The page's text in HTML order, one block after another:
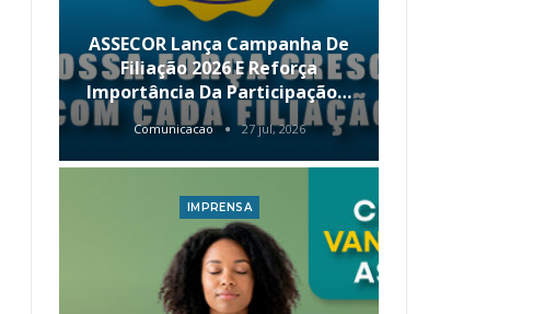
ASSECOR Lança Campanha De
Filiação 2026 E Reforça
Importância Da Participação…
Comunicacao 27 jul, 2026
IMPRENSA